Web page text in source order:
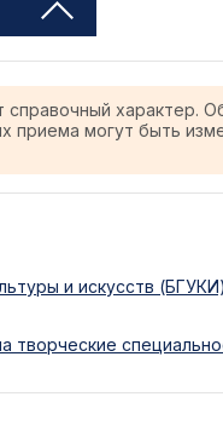
характер.
приема могут быть
и искусств (БГУКИ)
творческие